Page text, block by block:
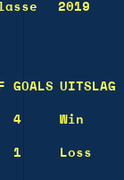
2019
GOALS UITSLAG
4 Win
1 Loss